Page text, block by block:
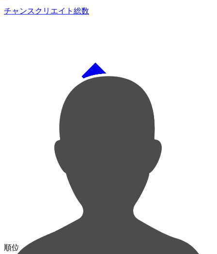
チャンスクリエイト総数
順位